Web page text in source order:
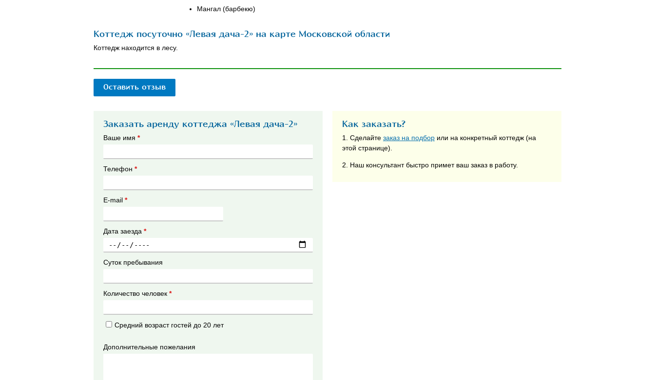
Мангал (барбекю)
Коттедж посуточно «Левая дача-2» на карте Московской области
Коттедж находится в лесу.
Оставить отзыв
Как заказать?
1. Сделайте заказ на подбор или на конкретный коттедж (на
этой странице).
2. Наш консультант быстро примет ваш заказ в работу.
Заказать аренду коттеджа «Левая дача-2»
Ваше имя *
Телефон *
E-mail *
Дата заезда *
Суток пребывания
Количество человек *
Средний возраст гостей до 20 лет
Дополнительные пожелания